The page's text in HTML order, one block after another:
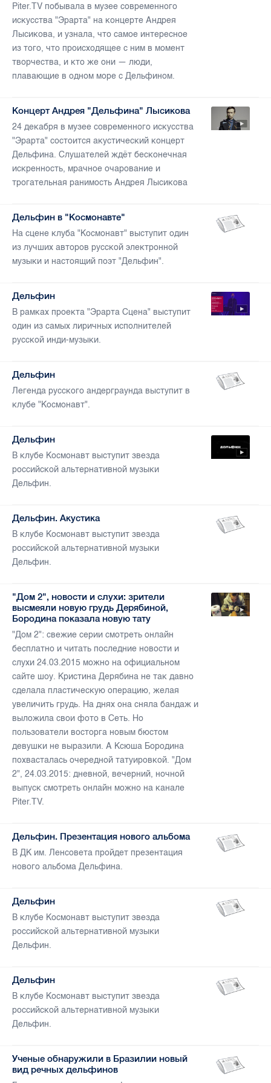
Piter.TV побывала в музее современного
искусства "Эрарта" на концерте Андрея
Лысикова, и узнала, что самое интересное
из того, что происходящее с ним в момент
творчества, и кто же они — люди,
плавающие в одном море с Дельфином.
Концерт Андрея "Дельфина" Лысикова
24 декабря в музее современного искусства
"Эрарта" состоится акустический концерт
Дельфина. Слушателей ждёт бесконечная
искренность, мрачное очарование и
трогательная ранимость Андрея Лысикова
Дельфин в "Космонавте"
На сцене клуба "Космонавт" выступит один
из лучших авторов русской электронной
музыки и настоящий поэт "Дельфин".
Дельфин
В рамках проекта "Эрарта Сцена" выступит
один из самых лиричных исполнителей
русской инди-музыки.
Дельфин
Легенда русского андерграунда выступит в
клубе "Космонавт".
Дельфин
В клубе Космонавт выступит звезда
российской альтернативной музыки
Дельфин.
Дельфин. Акустика
В клубе Космонавт выступит звезда
российской альтернативной музыки
Дельфин.
"Дом 2", новости и слухи: зрители
высмеяли новую грудь Дерябиной,
Бородина показала новую тату
"Дом 2": свежие серии смотреть онлайн
бесплатно и читать последние новости и
слухи 24.03.2015 можно на официальном
сайте шоу. Кристина Дерябина не так давно
сделала пластическую операцию, желая
увеличить грудь. На днях она сняла бандаж и
выложила свои фото в Сеть. Но
пользователи восторга новым бюстом
девушки не выразили. А Ксюша Бородина
похвасталась очередной татуировкой. "Дом
2", 24.03.2015: дневной, вечерний, ночной
выпуск смотреть онлайн можно на канале
Piter.TV.
Дельфин. Презентация нового альбома
В ДК им. Ленсовета пройдет презентация
нового альбома Дельфина.
Дельфин
В клубе Космонавт выступит звезда
российской альтернативной музыки
Дельфин.
Дельфин
В клубе Космонавт выступит звезда
российской альтернативной музыки
Дельфин.
Ученые обнаружили в Бразилии новый
вид речных дельфинов